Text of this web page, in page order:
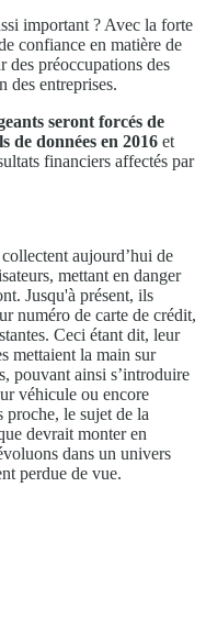
important ? Avec la forte
confiance en matière de
des préoccupations des
des entreprises.
seront forcés de
de données en 2016 et
financiers affectés par
aujourd’hui de
mettant en danger
Jusqu'à présent, ils
numéro de carte de crédit,
Ceci étant dit, leur
mettaient la main sur
pouvant ainsi s’introduire
véhicule ou encore
le sujet de la
devrait monter en
dans un univers
perdue de vue.